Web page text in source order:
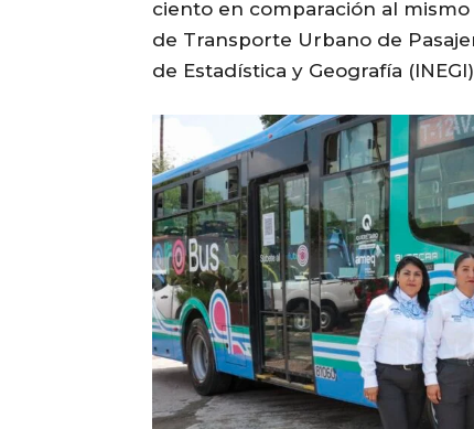
ciento en comparación al
de Transporte Urbano de
de Estadística y Geografía